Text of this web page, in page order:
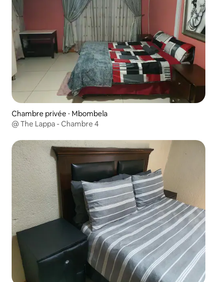
Chambre privée ⋅ Mbombela
@ The Lappa - Chambre 4